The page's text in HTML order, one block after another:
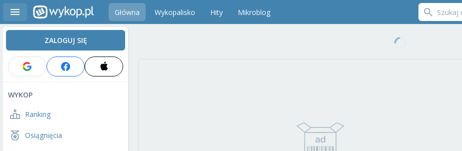
Główna Wykopalisko Hity Mikroblog
ZALOGUJ SIĘ
WYKOP
Ranking
Osiągnięcia